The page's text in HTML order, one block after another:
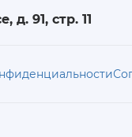
д. 91, стр. 11